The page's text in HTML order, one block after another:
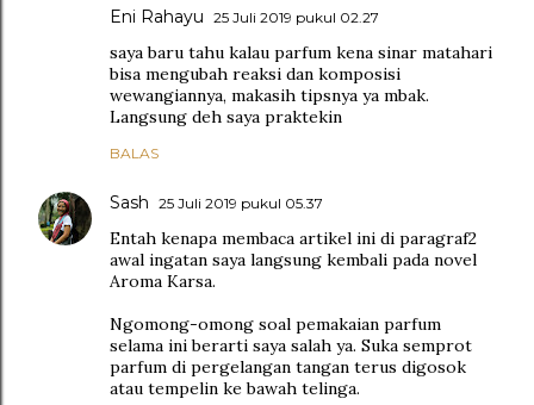
Eni Rahayu 25 Juli 2019 pukul 02.27
saya baru tahu kalau parfum kena sinar matahari
bisa mengubah reaksi dan komposisi
wewangiannya, makasih tipsnya ya mbak.
Langsung deh saya praktekin
BALAS
Sash 25 Juli 2019 pukul 05.37
Entah kenapa membaca artikel ini di paragraf2
awal ingatan saya langsung kembali pada novel
Aroma Karsa.
Ngomong-omong soal pemakaian parfum
selama ini berarti saya salah ya. Suka semprot
parfum di pergelangan tangan terus digosok
atau tempelin ke bawah telinga.